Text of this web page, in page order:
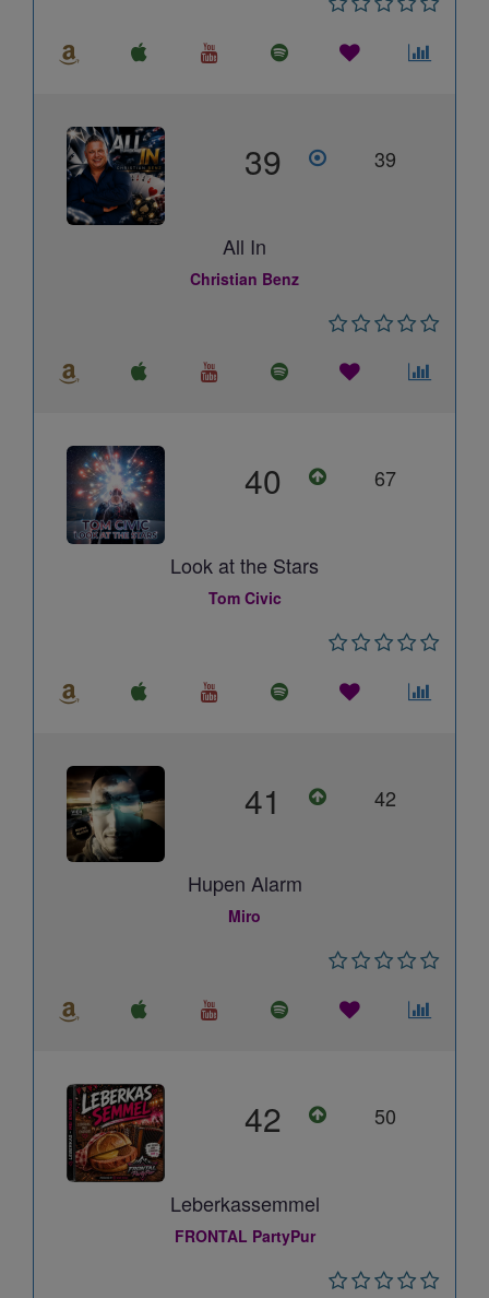
39 39
All In
Christian Benz
40 67
Look at the Stars
Tom Civic
41 42
Hupen Alarm
Miro
42 50
Leberkassemmel
FRONTAL PartyPur